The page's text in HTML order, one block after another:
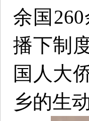
余国
播下制
国人大
乡的生